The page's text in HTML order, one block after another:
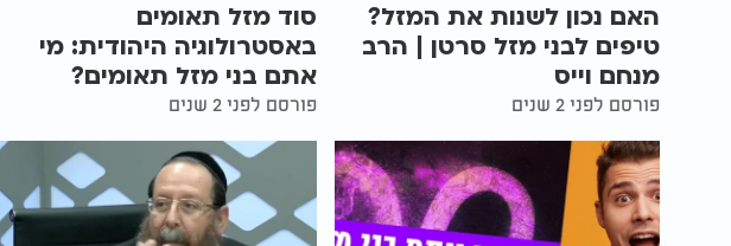
האם נכון לשנות את המזל?
טיפים לבני מזל סרטן | הרב
מנחם וייס
פורסם לפני 2 שנים
סוד מזל תאומים
באסטרולוגיה היהודית: מי
אתם בני מזל תאומים?
פורסם לפני 2 שנים